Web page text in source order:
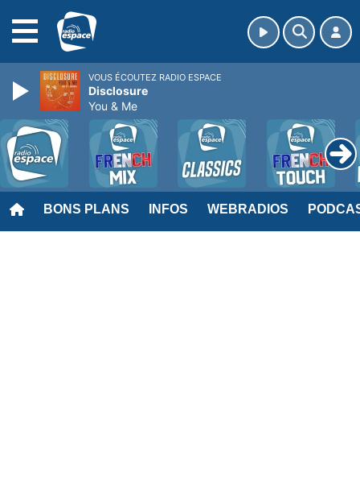
BONS PLANS INFOS WEBRADIOS
VOUS ÉCOUTEZ RADIO ESPACE
Disclosure
You & Me